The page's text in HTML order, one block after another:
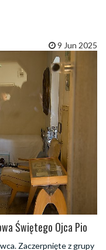
9 Jun 2025
Świętego Ojca Pio
Zaczerpnięte z grupy